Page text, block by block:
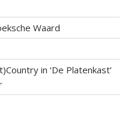
Waard
in ‘De Platenkast’